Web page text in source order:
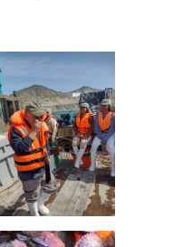
Organización
Directorio De Personal
Patronato
Identidad Corporativa
Manual De Identidad
Contacto
Novedades
Actualidad
Eventos
Proyectos
Publicaciones
Memoria
Contratación